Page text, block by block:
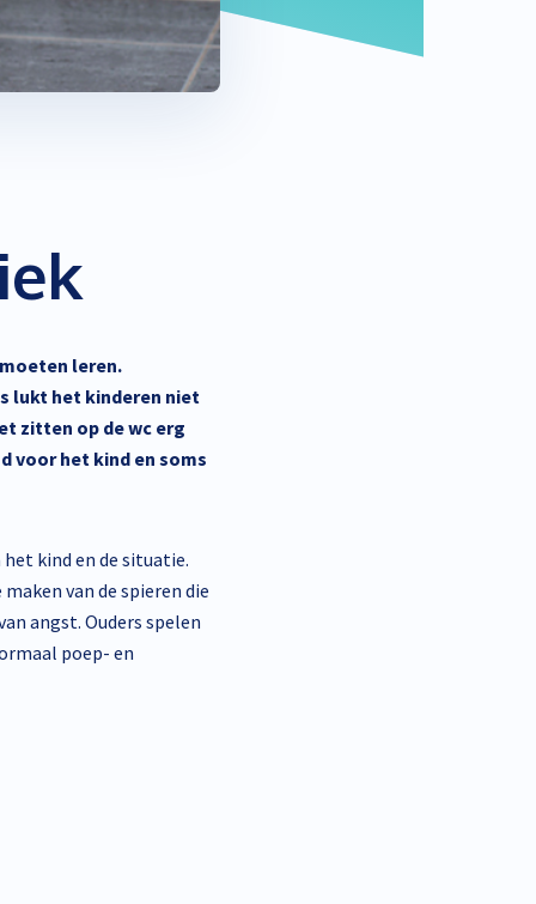
leren.
lukt het kinderen niet
zitten op de wc erg
voor het kind en soms
kind en de situatie.
van de spieren die
angst. Ouders spelen
poep- en